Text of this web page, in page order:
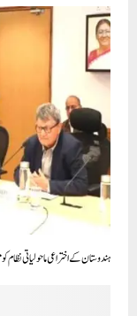
ہندوستان کے اختراعی ماحولیاتی